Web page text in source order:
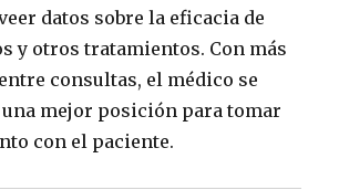
datos sobre la eficacia de
y otros tratamientos. Con más
consultas, el médico se
mejor posición para tomar
con el paciente.